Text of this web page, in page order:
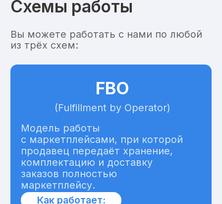
Модель сотрудничества
между продавцом
и маркетплейсом, при которой
продавец берёт на себя
все процессы, связанные
с хранением и доставкой товаров,
а маркетплейс выступает в роли
витрины для привлечения
покупателей.
DBS
из нескольких позиций
При поступлении заказа
товара на склад маркетплейса
Заказ отправляется со склада
силами маркетплейса